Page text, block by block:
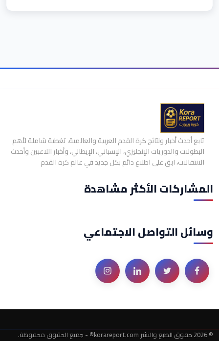
تابع أحدث أخبار ونتائج كرة القدم العربية والعالمية، تغطية شاملة لأهم
البطولات والدوريات الإنجليزي، الإسباني، الإيطالي، وأخبار اللاعبين وأحدث
الانتقالات، ابق على اطلاع دائم بكل جديد في عالم كرة القدم
المشاركات الأكثر مشاهدة
وسائل التواصل الاجتماعي
© 2026 حقوق الطبع والنشر ‎©korareport.com - جميع الحقوق محفوظة.